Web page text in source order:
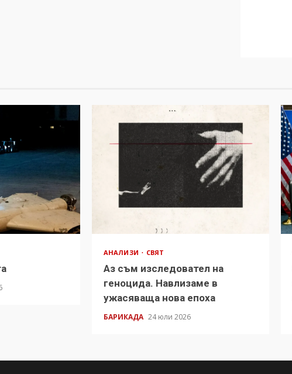
АНАЛИЗИ СВЯТ
Аз съм изследовател на
геноцида. Навлизаме в
ужасяваща нова епоха
БАРИКАДА 24 юли 2026